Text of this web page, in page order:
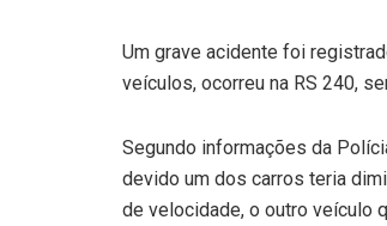
Um grave acidente foi
veículos, ocorreu na RS 240,
Segundo informações da
devido um dos carros teria
de velocidade, o outro veículo